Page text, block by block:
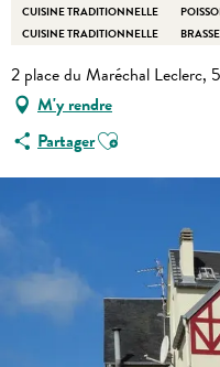
CUISINE TRADITIONNELLE
CUISINE TRADITIONNELLE
2 place du Maréchal
M'y rendre
PartagerAjouter aux favoris